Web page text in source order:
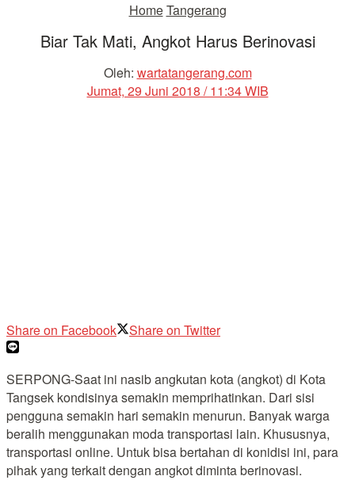
HomeTangerang
Biar Tak Mati, Angkot Harus Berinovasi
Oleh: wartatangerang.com
Jumat, 29 Juni 2018 / 11:34 WIB
Share on Facebook Share on Twitter
SERPONG-Saat ini nasib angkutan kota (angkot) di Kota
Tangsek kondisinya semakin memprihatinkan. Dari sisi
pengguna semakin hari semakin menurun. Banyak warga
beralih menggunakan moda transportasi lain. Khususnya,
transportasi online. Untuk bisa bertahan di konidisi ini, para
pihak yang terkait dengan angkot diminta berinovasi.